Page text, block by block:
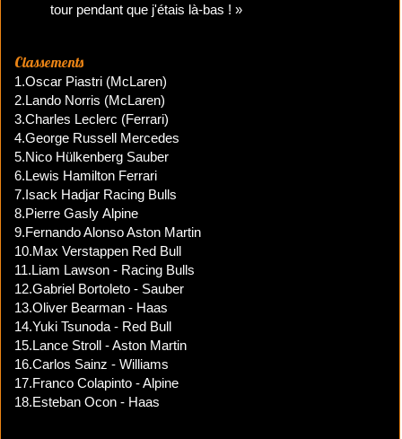
tour pendant que j'étais là-bas ! »
Classements
1.Oscar Piastri (McLaren)
2.Lando Norris (McLaren)
3.Charles Leclerc (Ferrari)
4.George Russell Mercedes
5.Nico Hülkenberg Sauber
6.Lewis Hamilton Ferrari
7.Isack Hadjar Racing Bulls
8.Pierre Gasly Alpine
9.Fernando Alonso Aston Martin
10.Max Verstappen Red Bull​
11.Liam Lawson - Racing Bulls
12.Gabriel Bortoleto - Sauber
13.Oliver Bearman - Haas
14.Yuki Tsunoda - Red Bull
15.Lance Stroll - Aston Martin
16.Carlos Sainz - Williams
17.Franco Colapinto - Alpine
18.Esteban Ocon - Haas